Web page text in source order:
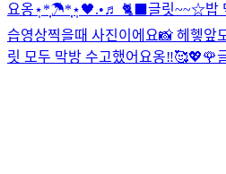
요옹⋆̩*̣̩☂︎*̣̩⋆̩🖤.•♬ 🐈‍⬛ 글릿~~☆밥
습영상찍을때 사진이에요📸 헤헿앞
릿 모두 막방 수고했어요옹‼︎🥰💖🌹